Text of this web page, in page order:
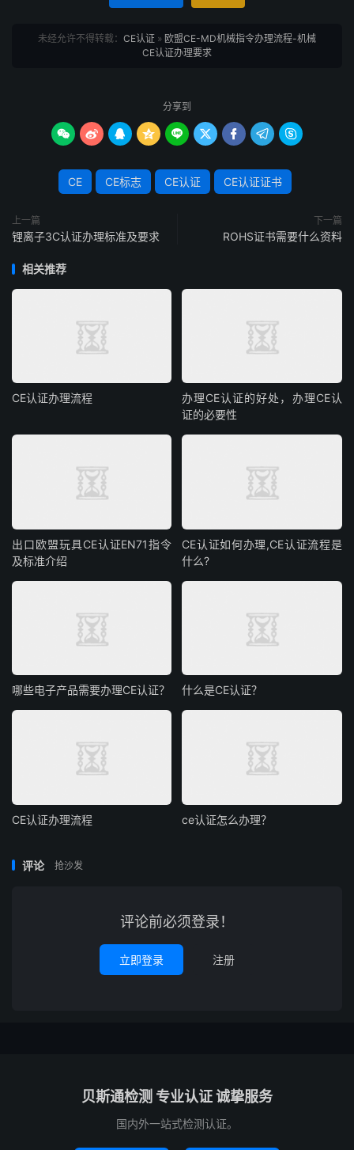
未经允许不得转载： CE认证 » 欧盟CE-MD机械指令办理流程-机械
CE认证办理要求
分享到
        
CE CE标志 CE认证 CE认证证书
上一篇
锂离子3C认证办理标准及要求
下一篇
ROHS证书需要什么资料
相关推荐
CE认证办理流程
办理CE认证的好处，办理CE认
证的必要性
出口欧盟玩具CE认证EN71指令
及标准介绍
CE认证如何办理,CE认证流程是
什么?
哪些电子产品需要办理CE认证？ 什么是CE认证？
CE认证办理流程 ce认证怎么办理？
评论 抢沙发
评论前必须登录！
立即登录 注册
贝斯通检测 专业认证 诚挚服务
国内外一站式检测认证。